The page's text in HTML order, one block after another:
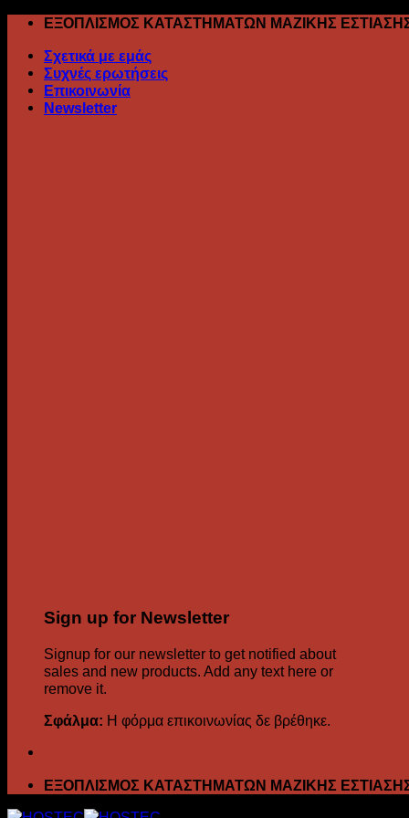
Skip
content
ΕΞΟΠΛΙΣΜΟΣ ΚΑΤΑΣΤΗΜΑΤΩΝ ΜΑΖΙΚΗΣ
Σχετικά με εμάς
Συχνές ερωτήσεις
Επικοινωνία
Newsletter
Sign up for Newsletter
Signup for our newsletter to get notified about
sales and new products. Add any text here or
remove it.
Σφάλμα: Η φόρμα επικοινωνίας δε βρέθηκε.
ΕΞΟΠΛΙΣΜΟΣ ΚΑΤΑΣΤΗΜΑΤΩΝ ΜΑΖΙΚΗΣ